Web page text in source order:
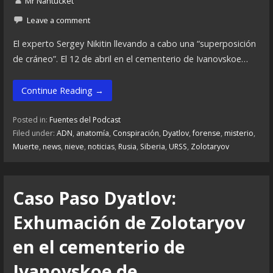
Leave a comment
El experto Sergey Nikitin llevando a cabo una “superposición
de cráneo”. El 12 de abril en el cementerio de Ivanovskoe…
Continue Reading →
Posted in: Fuentes del Podcast
Filed under: ADN, anatomía, Conspiración, Dyatlov,forense, misterio,
Muerte, news, nieve, noticias, Rusia, Siberia, URSS, Zolotaryov
Caso Paso Dyatlov:
Exhumación de Zolotaryov
en el cementerio de